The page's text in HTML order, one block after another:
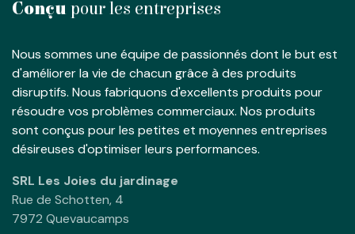
Conçu pour les entreprises
Nous sommes une équipe de passionnés dont le but est
d'améliorer la vie de chacun grâce à des produits
disruptifs. Nous fabriquons d'excellents produits pour
résoudre vos problèmes commerciaux. Nos produits
sont conçus pour les petites et moyennes entreprises
désireuses d'optimiser leurs performances.
SRL Les Joies du jardinage
Rue de Schotten, 4
7972 Quevaucamps